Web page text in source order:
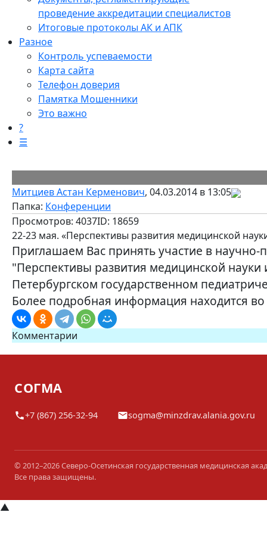
проведение аккредитации специалистов
Итоговые протоколы АК и АПК
Разное
Контроль успеваемости
Карта сайта
Телефон доверия
Памятка Мошенники
Это важно
?
☰
Митциев Астан Керменович, 04.03.2014 в 13:05
Папка: Конференции
Просмотров: 4037ID: 18659
22-23 мая. «Перспективы развития медицинской
Приглашаем Вас принять участие в
"Перспективы развития медицинской науки
Петербургском государственном
Более подробная информация находится
Комментарии
СОГМА
+7 (867) 256-32-94 sogma@minzdrav.alania.gov.ru
© 2012–2026 Северо-Осетинская государственная медицинская
Все права защищены.
▲